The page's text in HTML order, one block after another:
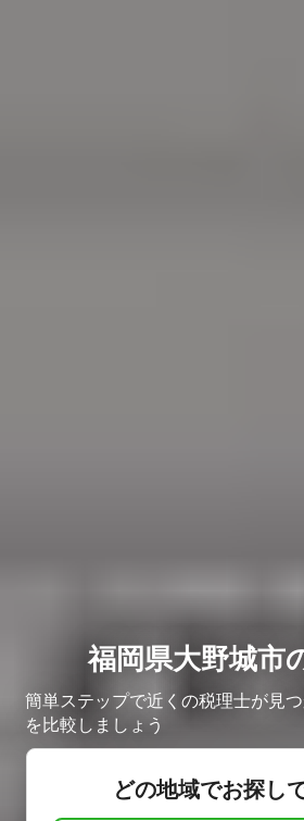
福岡県大野城市
簡単ステップで近くの税理士が見
を比較しましょう
どの地域でお探し